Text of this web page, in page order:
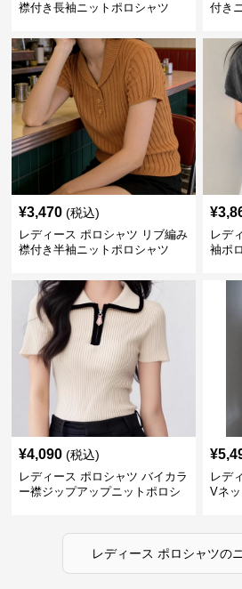
襟付き長袖ニットポロシャツ
付き
¥3,470 (税込)
レディース ポロシャツ リブ編み
襟付き半袖ニットポロシャツ
¥
レデ
袖ポ
¥4,090 (税込)
レディース ポロシャツ バイカラ
ー襟ジップアップニットポロシ
¥
レデ
Vネ
レディース ポロシャツの